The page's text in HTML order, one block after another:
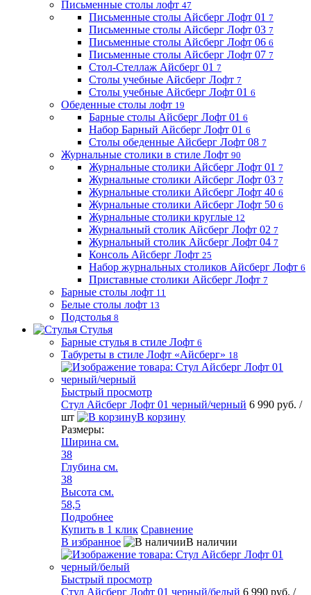
Письменные столы лофт 47
Письменные столы Айсберг Лофт 01 7
Письменные столы Айсберг Лофт 03 7
Письменные столы Айсберг Лофт 06 6
Письменные столы Айсберг Лофт 07 7
Стол-Стеллаж Айсберг 01 7
Столы учебные Айсберг Лофт 7
Столы учебные Айсберг Лофт 01 6
Обеденные столы лофт 19
Барные столы Айсберг Лофт 01 6
Набор Барный Айсберг Лофт 01 6
Столы обеденные Айсберг Лофт 08 7
Журнальные столики в стиле Лофт 90
Журнальные столики Айсберг Лофт 01 7
Журнальные столики Айсберг Лофт 03 7
Журнальные столики Айсберг Лофт 40 6
Журнальные столики Айсберг Лофт 50 6
Журнальные столики круглые 12
Журнальный столик Айсберг Лофт 02 7
Журнальный столик Айсберг Лофт 04 7
Консоль Айсберг Лофт 25
Набор журнальных столиков Айсберг Лофт 6
Приставные столики Айсберг Лофт 7
Барные столы лофт 11
Белые столы лофт 13
Подстолья 8
Стулья
Барные стулья в стиле Лофт 6
Табуреты в стиле Лофт «Айсберг» 18
Быстрый просмотр
Стул Айсберг Лофт 01 черный/черный 6 990 руб. /
шт
В корзину
Размеры:
Ширина см.
38
Глубина см.
38
Высота см.
58,5
Подробнее
Купить в 1 клик Сравнение
В избранное
В наличии
Быстрый просмотр
Стул Айсберг Лофт 01 черный/белый 6 990 руб. /